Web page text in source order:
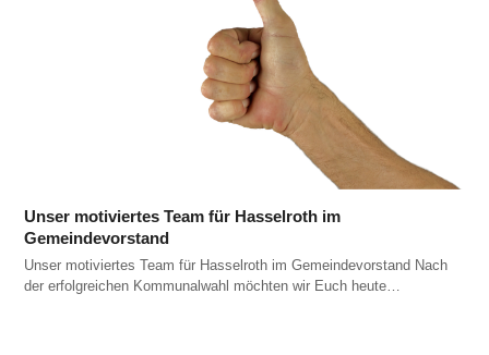
Unser motiviertes Team für Hasselroth im
Gemeindevorstand
Unser motiviertes Team für Hasselroth im Gemeindevorstand Nach
der erfolgreichen Kommunalwahl möchten wir Euch heute…